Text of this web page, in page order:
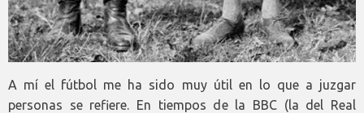
A mí el fútbol me ha sido muy útil en lo que a juzgar
personas se refiere. En tiempos de la BBC (la del Real